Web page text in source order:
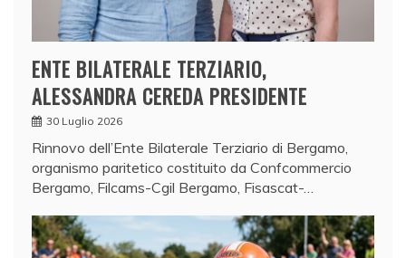
ENTE BILATERALE TERZIARIO,
ALESSANDRA CEREDA PRESIDENTE
30 Luglio 2026
Rinnovo dell’Ente Bilaterale Terziario di Bergamo,
organismo paritetico costituito da Confcommercio
Bergamo, Filcams-Cgil Bergamo, Fisascat-…